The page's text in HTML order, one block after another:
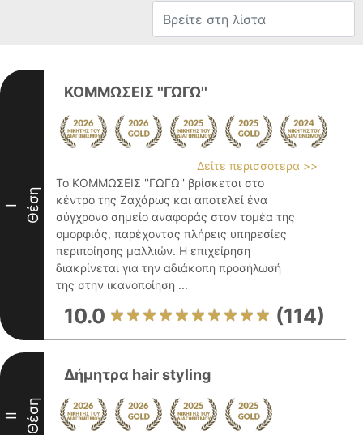
I Θέση
ΚΟΜΜΩΣΕΙΣ ''ΓΩΓΩ''
Δείτε περισσότερα >>
Το ΚΟΜΜΩΣΕΙΣ ''ΓΩΓΩ'' βρίσκεται στο
κέντρο της Ζαχάρως και αποτελεί ένα
σύγχρονο σημείο αναφοράς στον τομέα της
ομορφιάς, παρέχοντας πλήρεις υπηρεσίες
περιποίησης μαλλιών. Η επιχείρηση
διακρίνεται για την αδιάκοπη προσήλωσή
της στην ικανοποίηση ...
10.0 (114)
II Θέση
Δήμητρα hair styling